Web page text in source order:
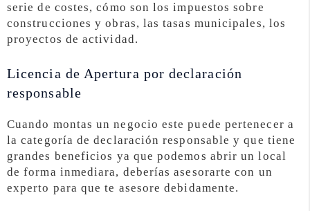
serie de costes, cómo son los impuestos sobre
construcciones y obras, las tasas municipales, los
proyectos de actividad.
Licencia de Apertura por declaración
responsable
Cuando montas un negocio este puede pertenecer a
la categoría de declaración responsable y que tiene
grandes beneficios ya que podemos abrir un local
de forma inmediara, deberías asesorarte con un
experto para que te asesore debidamente.